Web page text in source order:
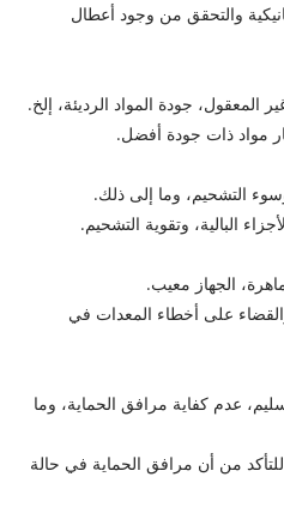
والتحقق من وجود أعطال
المعقول، جودة المواد الرديئة، إلخ.
مواد ذات جودة أفضل.
التشحيم، وما إلى ذلك.
البالية، وتقوية التشحيم.
الجهاز معيب.
على أخطاء المعدات في
عدم كفاية مرافق الحماية، وما
من أن مرافق الحماية في حالة